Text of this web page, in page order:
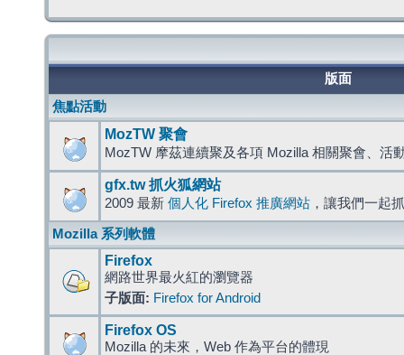
版面
焦點活動
MozTW 聚會
MozTW 摩茲連續聚及各項 Mozilla 相關聚會、活
gfx.tw 抓火狐網站
2009 最新 個人化 Firefox 推廣網站 ，讓我們一起
Mozilla 系列軟體
Firefox
網路世界最火紅的瀏覽器
子版面: Firefox for Android
Firefox OS
Mozilla 的未來，Web 作為平台的體現